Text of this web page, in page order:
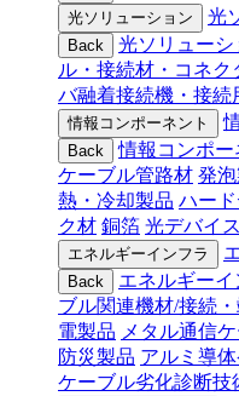
光ソリューション 光
Back 光ソリュー
ル・接続材・コネク
バ融着接続機・接続
情報コンポーネント
Back 情報コンポ
ケーブル管路材 発
熱・冷却製品 ハー
ク材 銅箔 光デバイ
エネルギーインフラ
Back エネルギー
ブル関連機材/接続
電製品 メタル通信
防災製品 アルミ導
ケーブル劣化診断技